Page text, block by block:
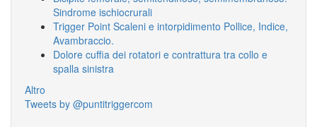
Sindrome ischiocrurali
Trigger Point Scaleni e intorpidimento Pollice, Indice,
Avambraccio.
Dolore cuffia dei rotatori e contrattura tra collo e
spalla sinistra
Altro
Tweets by @puntitriggercom